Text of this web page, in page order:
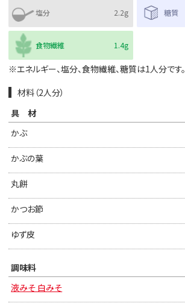
塩分 2.2g 糖質
食物繊維 1.4g
※エネルギー、塩分、食物繊維、糖質は1人分です。
材料（2人分）
具材
かぶ
かぶの葉
丸餅
かつお節
ゆず皮
調味料
液みそ 白みそ